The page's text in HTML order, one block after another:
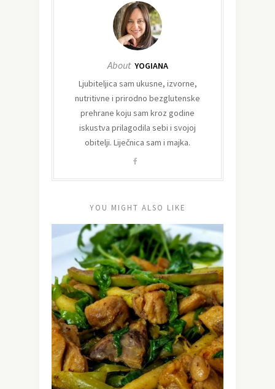
About YOGIANA
Ljubiteljica sam ukusne, izvorne,
nutritivne i prirodno bezglutenske
prehrane koju sam kroz godine
iskustva prilagodila sebi i svojoj
obitelji. Liječnica sam i majka.
YOU MIGHT ALSO LIKE